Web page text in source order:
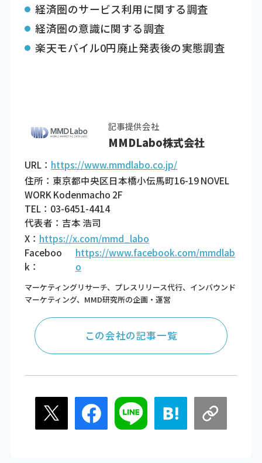
経済圏のサービス利用に関する調査
経済圏の意識に関する調査
楽天モバイル0円廃止発表後の実態調査
記事提供会社
MMDLabo株式会社
URL： https://www.mmdlabo.co.jp/
住所：東京都中央区日本橋小伝馬町16-19 NOVEL
WORK Kodenmacho 2F
TEL：03-6451-4414
代表者：吉本 浩司
X： https://x.com/mmd_labo
Faceboo
k：
https://www.facebook.com/mmdlab
o
マーケティングリサーチ、プレスリリース代行、インバウンド
マーケティング、MMD研究所の企画・運営
この会社の記事一覧